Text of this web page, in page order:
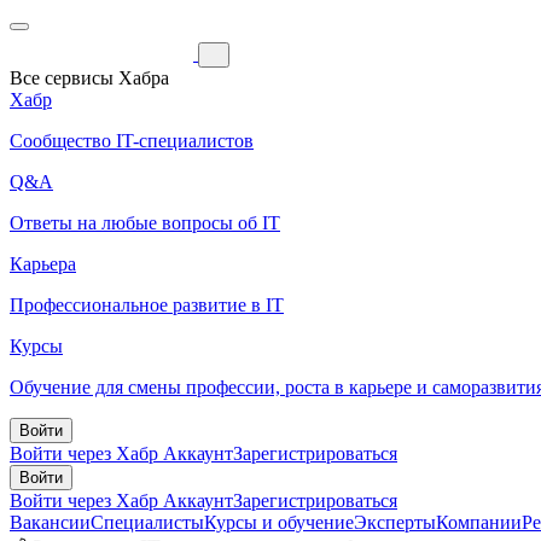
Все сервисы Хабра
Хабр
Сообщество IT-специалистов
Q&A
Ответы на любые вопросы об IT
Карьера
Профессиональное развитие в IT
Курсы
Обучение для смены профессии, роста в карьере и
Войти
Войти через Хабр АккаунтЗарегистрироваться
Войти
Войти через Хабр АккаунтЗарегистрироваться
ВакансииСпециалистыКурсы и обучениеЭкспертыКомпании